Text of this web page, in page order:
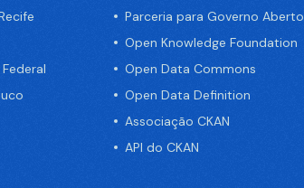
Parceria para Governo Aberto
Open Knowledge Foundation
Open Data Commons
Open Data Definition
Associação CKAN
API do CKAN